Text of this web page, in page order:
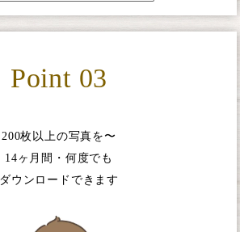
Point 03
200枚以上の写真を〜
14ヶ月間・何度でも
ダウンロードできます